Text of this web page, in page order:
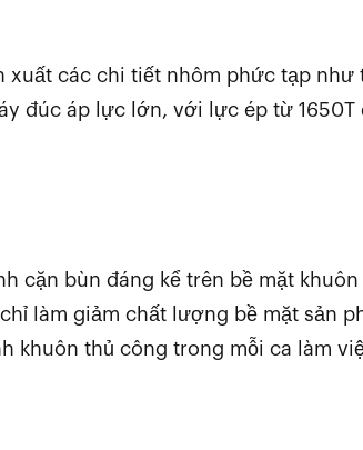
xuất các chi tiết nhôm phức tạp như
đúc áp lực lớn, với lực ép từ 1650T
cặn bùn đáng kể trên bề mặt khuôn
làm giảm chất lượng bề mặt sản
khuôn thủ công trong mỗi ca làm